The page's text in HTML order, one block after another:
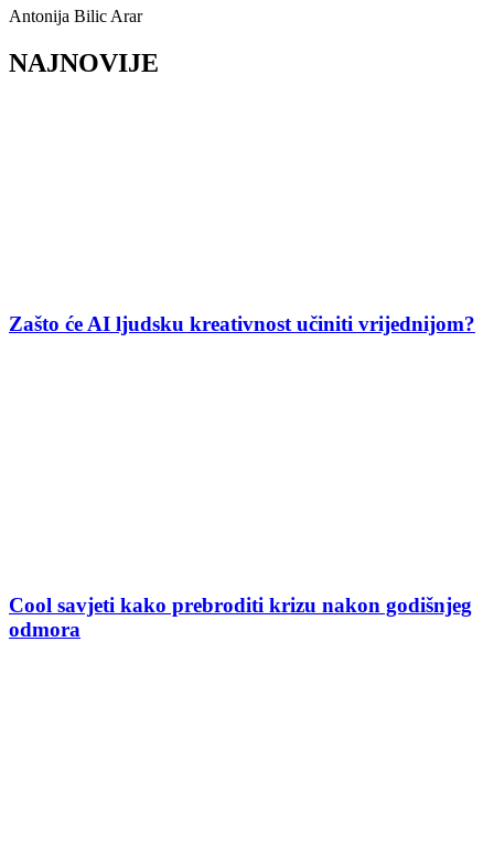
Antonija Bilic Arar
NAJNOVIJE
Zašto će AI ljudsku kreativnost učiniti vrijednijom?
Cool savjeti kako prebroditi krizu nakon godišnjeg
odmora